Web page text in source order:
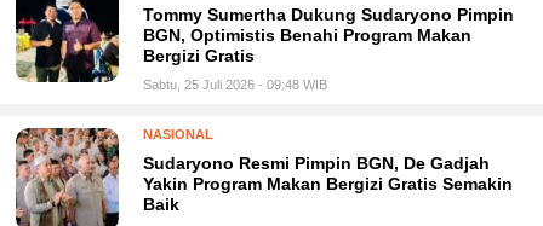
Tommy Sumertha Dukung Sudaryono Pimpin
BGN, Optimistis Benahi Program Makan
Bergizi Gratis
Sabtu, 25 Juli 2026 - 09:48 WIB
NASIONAL
Sudaryono Resmi Pimpin BGN, De Gadjah
Yakin Program Makan Bergizi Gratis Semakin
Baik